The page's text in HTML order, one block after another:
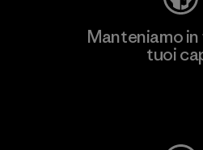
Manteniamo
tuoi